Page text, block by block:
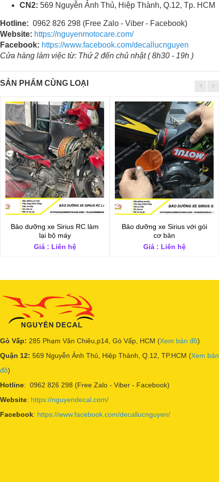
CN2: 569 Nguyễn Ảnh Thủ, Hiệp Thành, Q.12, Tp. HCM
Hotline: 0962 826 298 (Free Zalo - Viber - Facebook)
Website: https://nguyenmotocare.com/
Facebook: https://www.facebook.com/decallucnguyen
Cửa hàng làm việc từ: Thứ 2 đến chủ nhật ( 8h30 - 19h )
SẢN PHẨM CÙNG LOẠI
Bảo dưỡng xe Sirius RC làm
lại bộ máy
Giá : Liên hệ
Bảo dưỡng xe Sirius với gói
cơ bản
Giá : Liên hệ
Gò Vấp: 285 Phạm Văn Chiêu,p14, Gò Vấp, HCM (Xem bản đồ)
Quận 12: 569 Nguyễn Ảnh Thủ, Hiệp Thành, Q.12, TP.HCM (Xem bản
đồ)
Hotline: 0962 826 298 (Free Zalo - Viber - Facebook)
Website: https://nguyendecal.com/
Facebook: https://www.facebook.com/decallucnguyen/